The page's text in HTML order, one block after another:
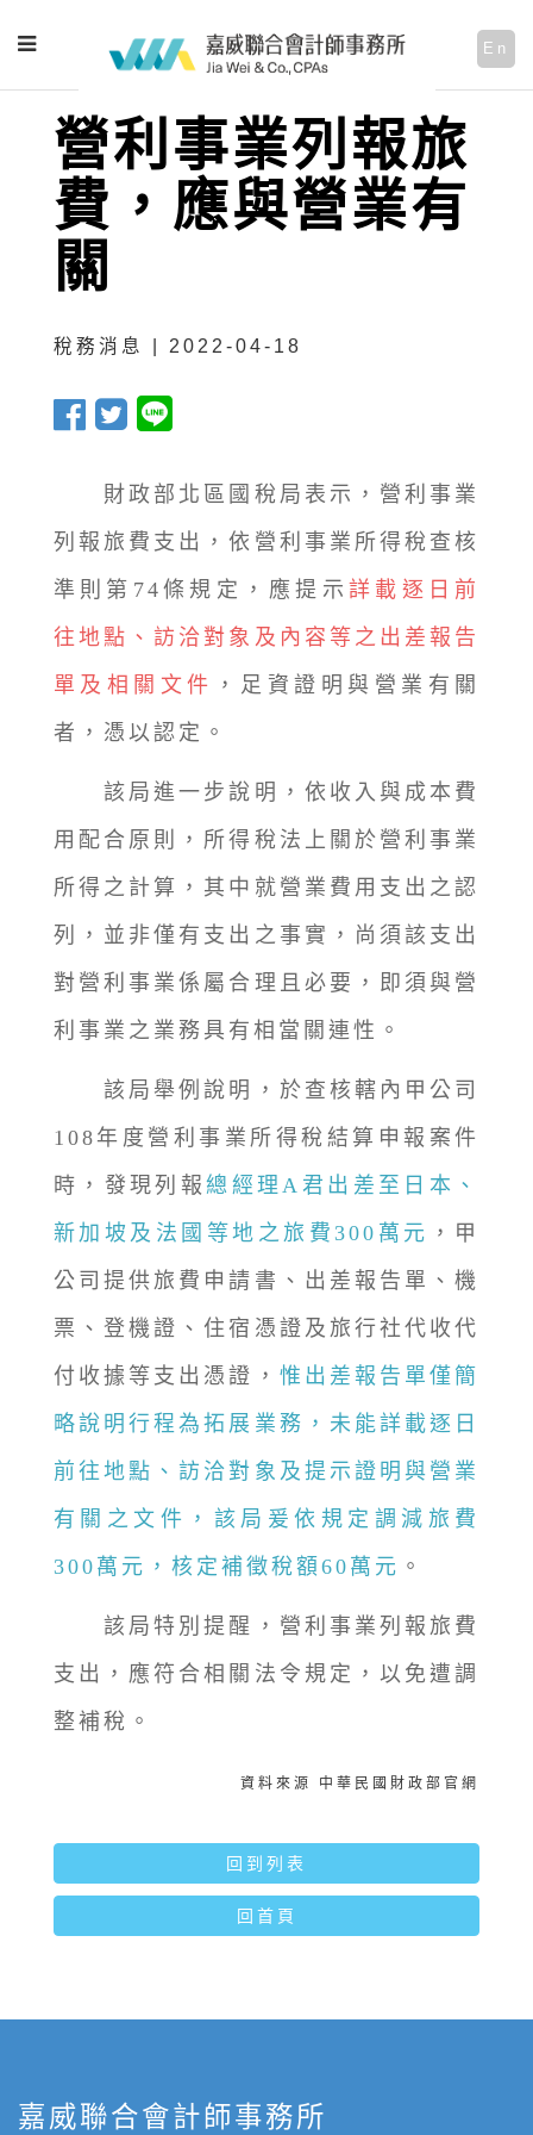
En
營利事業列報旅
費，應與營業有
關
稅務消息 | 2022-04-18
財政部北區國稅局表示，營利事業
列報旅費支出，依營利事業所得稅查核
準則第74條規定，應提示詳載逐日前
往地點、訪洽對象及內容等之出差報告
單及相關文件 ，足資證明與營業有關
者，憑以認定。
該局進一步說明，依收入與成本費
用配合原則，所得稅法上關於營利事業
所得之計算，其中就營業費用支出之認
列，並非僅有支出之事實，尚須該支出
對營利事業係屬合理且必要，即須與營
利事業之業務具有相當關連性。
該局舉例說明，於查核轄內甲公司
108年度營利事業所得稅結算申報案件
時，發現列報總經理A君出差至日本、
新加坡及法國等地之旅費300萬元 ，甲
公司提供旅費申請書、出差報告單、機
票、登機證、住宿憑證及旅行社代收代
付收據等支出憑證， 惟出差報告單僅簡
略說明行程為拓展業務，未能詳載逐日
前往地點、訪洽對象及提示證明與營業
有關之文件，該局爰依規定調減旅費
300萬元，核定補徵稅額60萬元 。
該局特別提醒，營利事業列報旅費
支出，應符合相關法令規定，以免遭調
整補稅。
資料來源 中華民國財政部官網
回到列表
回首頁
嘉威聯合會計師事務所